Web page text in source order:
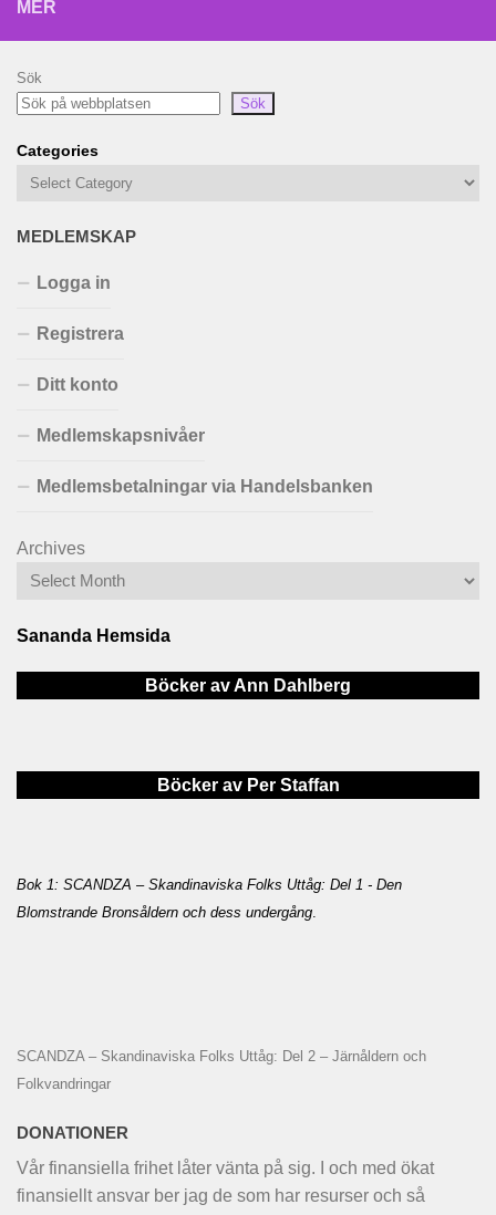
MER
Sök
Sök
Categories
MEDLEMSKAP
Logga in
Registrera
Ditt konto
Medlemskapsnivåer
Medlemsbetalningar via Handelsbanken
Archives
Sananda Hemsida
Böcker av Ann Dahlberg
Böcker av Per Staffan
Bok 1: SCANDZA – Skandinaviska Folks Uttåg: Del 1 - Den
Blomstrande Bronsåldern och dess undergång.
SCANDZA – Skandinaviska Folks Uttåg: Del 2 – Järnåldern och
Folkvandringar
DONATIONER
Vår finansiella frihet låter vänta på sig. I och med ökat
finansiellt ansvar ber jag de som har resurser och så